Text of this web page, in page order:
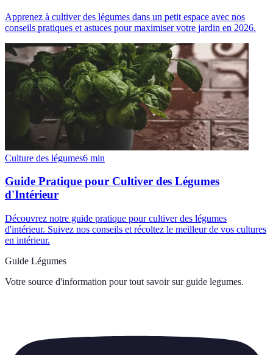
Apprenez à cultiver des légumes dans un petit espace avec nos
conseils pratiques et astuces pour maximiser votre jardin en 2026.
Culture des légumes6 min
Guide Pratique pour Cultiver des Légumes
d'Intérieur
Découvrez notre guide pratique pour cultiver des légumes
d'intérieur. Suivez nos conseils et récoltez le meilleur de vos cultures
en intérieur.
Guide Légumes
Votre source d'information pour tout savoir sur guide legumes.